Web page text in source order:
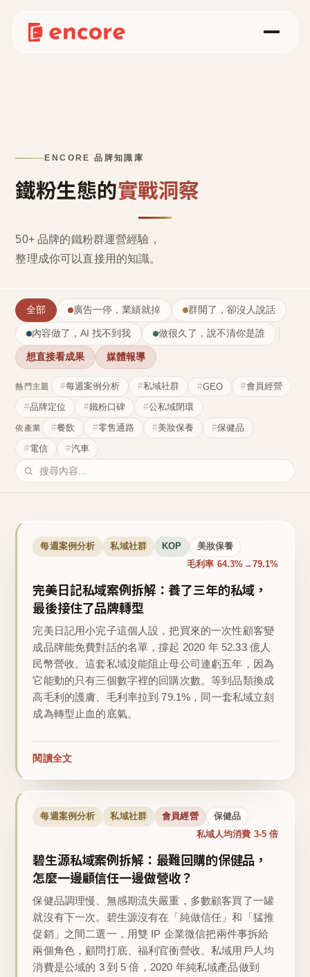
ENCORE 品牌知識庫
鐵粉生態的實戰洞察
50+ 品牌的鐵粉群運營經驗，
整理成你可以直接用的知識。
全部 廣告一停，業績就掉 群開了，卻沒人說話
內容做了，AI 找不到我 做很久了，說不清你是誰
想直接看成果 媒體報導
熱門主題 每週案例分析 私域社群 GEO
會員經營
品牌定位
鐵粉口碑 公私域閉環
依產業 餐飲 零售通路 美妝保養
保健品
電信
汽車
每週案例分析 私域社群 KOP 美妝保養
毛利率 64.3%→79.1%
完美日記私域案例拆解：養了三年的私域，
最後接住了品牌轉型
完美日記用小完子這個人設，把買來的一次性顧客變
成品牌能免費對話的名單，撐起 2020 年 52.33 億人
民幣營收。這套私域沒能阻止母公司連虧五年，因為
它能動的只有三個數字裡的回購次數。等到品類換成
高毛利的護膚、毛利率拉到 79.1%，同一套私域立刻
成為轉型止血的底氣。
閱讀全文
每週案例分析 私域社群 會員經營 保健品
私域人均消費 3-5 倍
碧生源私域案例拆解：最難回購的保健品，
怎麼一邊顧信任一邊做營收？
保健品調理慢、無感期流失嚴重，多數顧客買了一罐
就沒有下一次。碧生源沒有在「純做信任」和「猛推
促銷」之間二選一，用雙 IP 企業微信把兩件事拆給
兩個角色，顧問打底、福利官衝營收。私域用戶人均
消費是公域的 3 到 5 倍，2020 年純私域產品做到